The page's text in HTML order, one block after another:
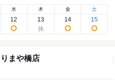
水
12
木
13
金
14
土
15
まや橋店